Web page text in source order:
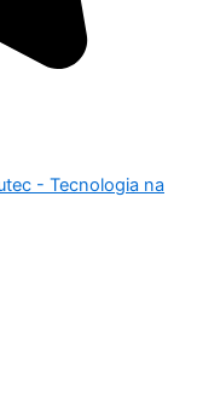
- Tecnologia na